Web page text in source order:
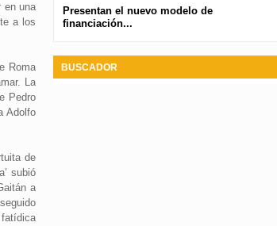
en una
a los
Roma
La
Pedro
Adolfo
de
subió
a
Presentan el nuevo modelo de
financiación...
BUSCADOR